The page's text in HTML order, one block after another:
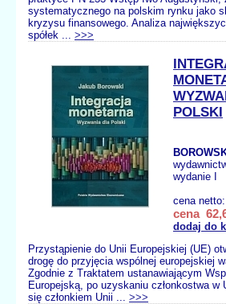
systematycznego na polskim rynku jako
kryzysu finansowego. Analiza
spółek ... >>>
POLSKI
wydanie I
cena
cena
dodaj do
Przystąpienie do Unii Europejskiej (UE)
drogę do przyjęcia wspólnej europejskiej
Zgodnie z Traktatem ustanawiającym
Europejską, po uzyskaniu członkostwa w
się członkiem Unii ... >>>